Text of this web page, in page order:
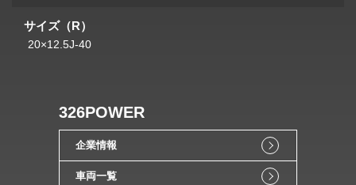
サイズ（R）
20×12.5J-40
326POWER
企業情報
車両一覧